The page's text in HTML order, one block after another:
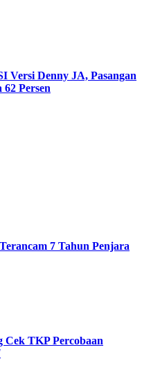
Versi Denny JA, Pasangan
Persen
7 Tahun Penjara
Cek TKP Percobaan